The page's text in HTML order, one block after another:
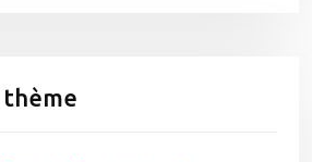
thème